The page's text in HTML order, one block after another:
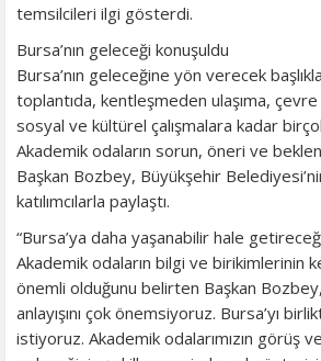
temsilcileri ilgi gösterdi.
Bursa’nın geleceği konuşuldu
Bursa’nın geleceğine yön verecek
toplantıda, kentleşmeden ulaşıma, çevre
sosyal ve kültürel çalışmalara kadar
Akademik odaların sorun, öneri ve
Başkan Bozbey, Büyükşehir
katılımcılarla paylaştı.
“Bursa’ya daha yaşanabilir hale
Akademik odaların bilgi ve birikimlerinin
önemli olduğunu belirten Başkan Bozbey,
anlayışını çok önemsiyoruz. Bursa’yı
istiyoruz. Akademik odalarımızın görüş